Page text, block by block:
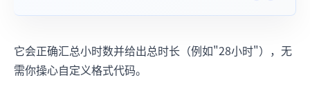
它会正确汇总小时数并给出总时长（例如"28小时"），无
需你操心自定义格式代码。